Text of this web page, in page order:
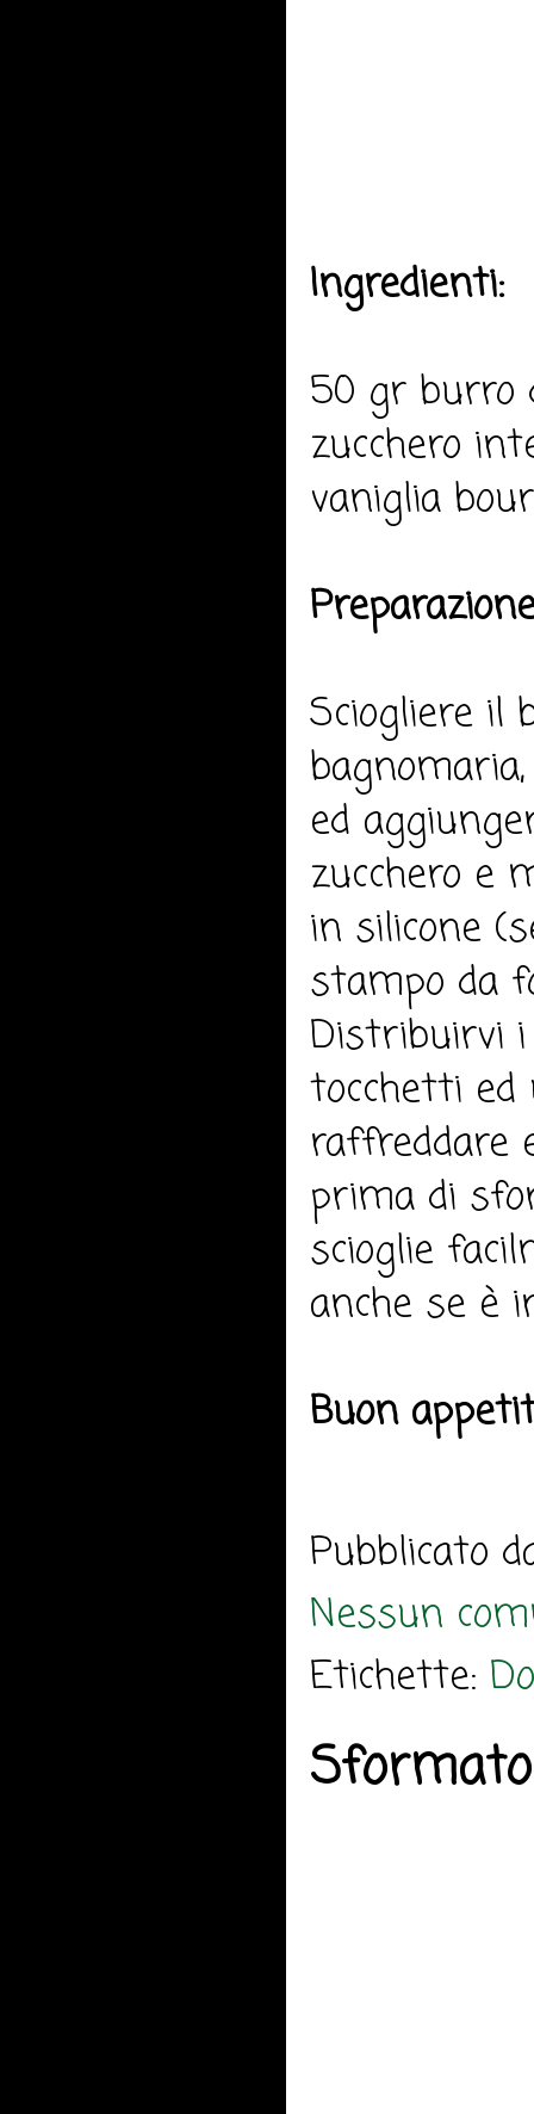
Ingredienti:
50 gr burro
zucchero
vaniglia
Sciogliere il
ed
zucchero e
in silicone
stampo da
Distribuirvi
tocchetti ed
raffreddare
prima di
scioglie
anche se è
Buon
Pubblicato
Nessun
Etichette: